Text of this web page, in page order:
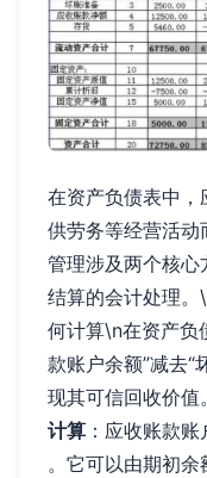
在资产负债表中，
供劳务等经营活动
管理涉及两个核
结算的会计处理
何计算\n在资产负
款账户余额”减去“
现其可信回收价
计算 ：应收账款
。它可以由期初